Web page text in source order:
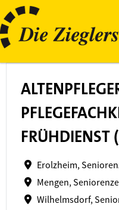
Erolzheim,
Mengen,
Wilhelmsdorf,